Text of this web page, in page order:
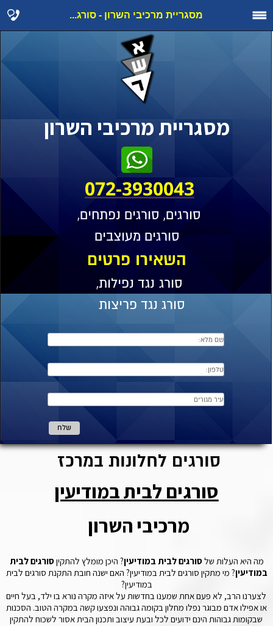
מסגריית מרכיבי השרון - סורג...
072-3930043
מסגריית מרכיבי השרון
סורגים, סורגים נפתחים,
סורגים מעוצבים
סורג נגד פריצות
סורג נגד נפילות,
השאירו פרטים
סורגים לחלונות במרכז
סורגים לבית במודיעין
מרכיבי השרון
מה היא העלות שלסורגים לבית במודיעין? היכן מומלץ להתקיןסורגים לבית
במודיעין? מי מתקין סורגים לבית במודיעין? האם ישנה חובת התקנת סורגים לבית
במודיעין?
לצערנו הרב, לא פעם אחת שמענו בחדשות על איזה מקרה נורא בו ילד, בעל חיים
או אפילו אדם מבוגר נפלו מחלון בקומה גבוהה ונפצעו קשה במקרה הטוב. הסכנות
שבקומות גבוהות הינם ידועים לכל ובעת עיצוב ותכנון הבית אסור לשכוח להתקין